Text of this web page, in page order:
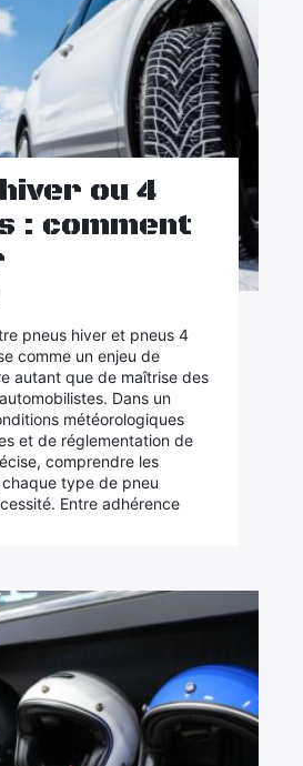
ou 4
: comment
pneus hiver et pneus 4
comme un enjeu de
autant que de maîtrise des
Dans un
météorologiques
et de réglementation de
comprendre les
type de pneu
Entre adhérence